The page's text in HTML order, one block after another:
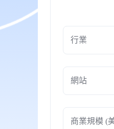
行業
商業規模 (